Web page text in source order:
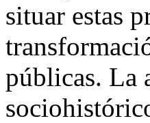
situar estas
públicas. La